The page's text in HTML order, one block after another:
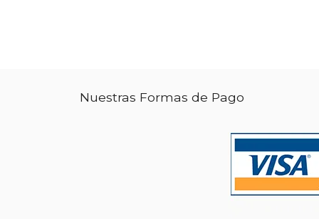
Nuestras Formas de Pago